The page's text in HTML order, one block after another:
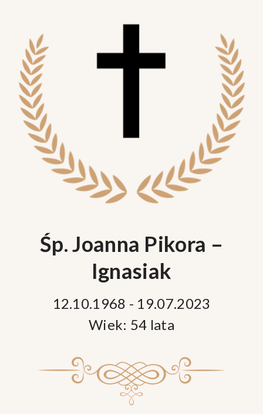
Śp. Joanna Pikora –
Ignasiak
12.10.1968 - 19.07.2023
Wiek: 54 lata